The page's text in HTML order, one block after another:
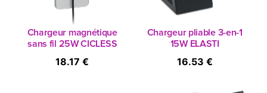
Chargeur magnétique
sans fil 25W CICLESS
18.17 €
Chargeur pliable 3-en-1
15W ELASTI
16.53 €